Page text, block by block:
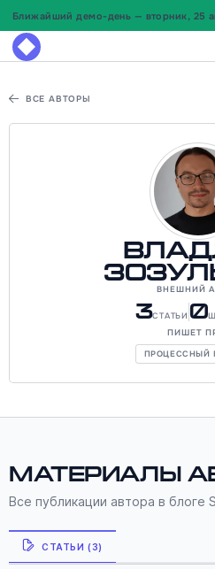
ВСЕ АВТОРЫ
ВНЕШНИЙ
3СТАТЬИ 0
ПИШЕТ
ПРОЦЕССНЫЙ
Материалы
Все публикации автора в блоге
СТАТЬИ (3)